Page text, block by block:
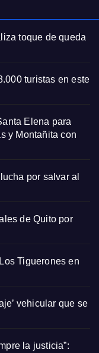
toque de queda
turistas en este
Elena para
y Montañita con
por salvar al
de Quito por
Tiguerones en
vehicular que se
la justicia”: